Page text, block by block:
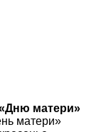
матери»
матери»